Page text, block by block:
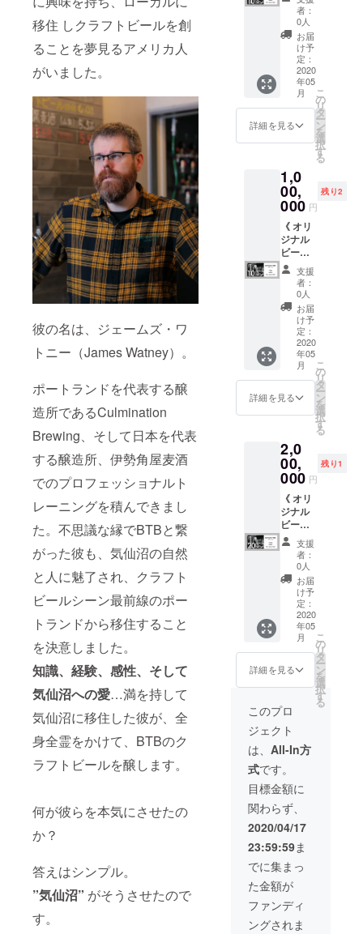
移住 しクラフトビールを創
ることを夢見るアメリカ人
がいました。
彼の名は、ジェームズ・ワ
トニー（James Watney）。
ポートランドを代表する醸
造所であるCulmination
Brewing、そして日本を代表
する醸造所、伊勢角屋麦酒
でのプロフェッショナルト
レーニングを積んできまし
た。不思議な縁でBTBと繋
がった彼も、気仙沼の自然
と人に魅了され、クラフト
ビールシーン最前線のポー
トランドから移住すること
を決意しました。
知識、経験、感性、そして
気仙沼への愛…満を持して
気仙沼に移住した彼が、全
身全霊をかけて、BTBのク
ラフトビールを醸します。
何が彼らを本気にさせたの
か？
答えはシンプル。
”気仙沼” がそうさせたので
す。
段：
2020年
12月中
頃発送
予定 ※
缶ビー
ル第６
段：
2021年
3月中頃
発送予
定 ※缶
第７
段：
2021年
7月中頃
発送予
定 ※T
シャツ
は非売
品のグ
リーン
ロゴの
ものに
なりま
す。 サ
イズを
ご選択
くださ
い。
なりま
す。 ※
各種サ
イズ、
カラー
をご選
択くだ
さい。
ラス、
コース
ター、
缶ビー
ルは御
来店当
日にお
渡しし
ます。
※缶製造
前にお
越しの
は、缶
ビール
は後日
送付と
なりま
す ※御
来店日
時は別
途ご相
談願い
ます。
※TAP
ROOM
までの
交通
費・宿
泊費は
ご負担
いただ
きます
願いい
たしま
す。
（非売
品）x 1
枚 ・オ
リジナ
ルパー
カー x 1
（パー
プル or
チャ
コー
ル） ・
ナル
キャッ
プ x 1個
（グ
レー or
ブラッ
ク or グ
リー
ン） ・
ロゴ入
りオリ
ジナル
グラス
x 1個 ・
オリジ
ナル
コース
ター x 2
枚 ・ロ
ゴス
カー x 1
枚 ・缶
ビール
x ６缶
（2020
年夏,秋,
冬,2021
年夏：
計４
回） ※
お名前
デザイ
ンは別
途相
談。 ※T
シャツ
は非売
品のグ
リーン
ロゴの
ものに
なりま
す。 ※
各種サ
イズ、
カラー
をご選
択くだ
さい。
体験
コース
〜10HL
樽詰め
のみ〜
》 ・オ
リジナ
ルビー
ル仕込
み体験
チケッ
ト × 1枚
み後の
TAP
ROOM
ビール
飲み放
題チ
ケット
× 御来
店人数
分 ・仕
込み
ビール
300Lま
で無料
でご提
供（樽
のみ）
・オリ
ジナルT
シャツ
店人数
分 ・オ
リジナ
ルパー
カー ×
御来店
人数分
・ロゴ
入りオ
リジナ
ルグラ
ス × 御
来店人
数分 ・
オリジ
ナル
コース
ター ×
御来店
人数分
・ロゴ
ステッ
カー ×
御来店
人数分
※仕込み
体験人
数は最
大１０
名様ま
でとさ
せてい
ただき
ます。
※飲み放
題時間
は２時
間とさ
者：
0人
お届
け予
定：
2020
年05
月
詳細を見る
こ
の
リ
タ
ー
ン
を
選
択
す
る
1,0
00,
000 円
残り2
《 オリ
ジナル
ビール
仕込み
体験
コース
〜10HL
樽詰め
のみ〜
》 ・オ
リジナ
ルビー
ル仕込
み体験
チケッ
ト × 1枚
み後の
TAP
ROOM
ビール
飲み放
題チ
ケット
× 御来
店人数
分 ・仕
込み
ビール
700Lま
で無料
でご提
供（樽
のみ）
・オリ
ジナルT
シャツ
× 御来
店人数
分 ・オ
リジナ
ルパー
カー ×
御来店
人数分
・ロゴ
入りオ
リジナ
ルグラ
ス × 御
来店人
数分 ・
オリジ
ナル
コース
支援
者：
0人
お届
け予
定：
2020
年05
月
詳細を見る
こ
の
リ
タ
ー
ン
を
選
択
す
る
2,0
00,
000 円
残り1
《 オリ
ジナル
ビール
仕込み
体験
コース
〜 20HL
仕込み
〜 》 ・
オリジ
ナル
ビール
仕込み
体験チ
ケット
× 1枚 ・
仕込み
後の
TAP
ROOM
ビール
飲み放
題チ
ケット
× 御来
店人数
分 ・仕
込み
ビール
1400L
まで無
料でご
提供 (樽
詰め、
支援
者：
0人
お届
け予
定：
2020
年05
月
詳細を見る
こ
の
リ
タ
ー
ン
を
選
択
す
る
このプロ
ジェクト
は、 All-In方
式です。
目標金額に
関わらず、
2020/04/17
23:59:59ま
でに集まっ
た金額が
ファンディ
ングされま